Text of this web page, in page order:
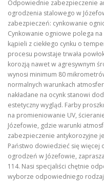
Odpowiednie zabezpieczenie
ogrodzenia stalowego w
zabezpieczeń: cynkowanie
Cynkowanie ogniowe polega
kąpieli z ciekłego cynku o
procesu powstaje trwała
korozją nawet w agresywnym
wynosi minimum 80
normalnych warunkach
nakładane na ocynk stanowi
estetyczny wygląd. Farby
na promieniowanie UV,
Józefowie, gdzie warunki
zabezpieczenie antykorozyjne
Państwo dowiedzieć się więcej
ogrodzeń w Józefowie,
114. Nasi specjaliści chętnie
wyborze odpowiedniego